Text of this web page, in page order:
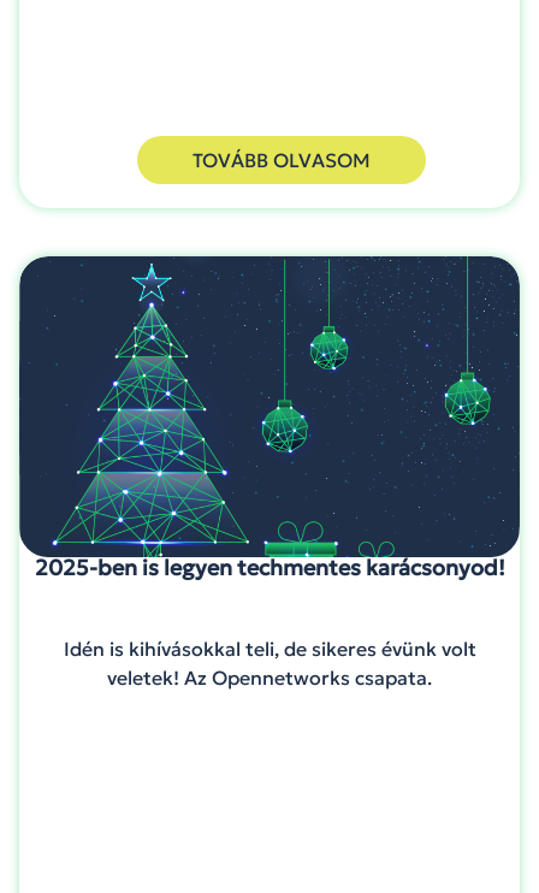
TOVÁBB OLVASOM
2025-ben is legyen techmentes karácsonyod!
Idén is kihívásokkal teli, de sikeres évünk volt
veletek! Az Opennetworks csapata.